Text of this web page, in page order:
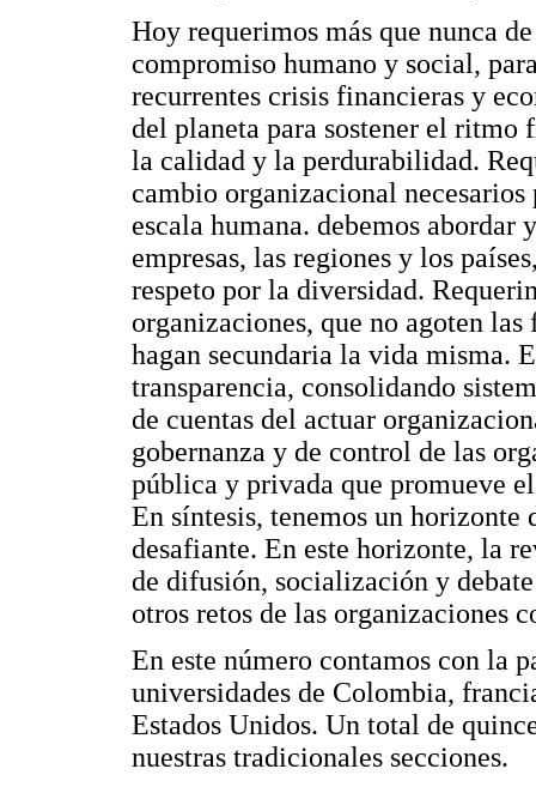
Hoy requerimos más que nunca
compromiso humano y social,
recurrentes crisis financieras y
del planeta para sostener el ritmo
la calidad y la perdurabilidad.
cambio organizacional
escala humana. debemos
empresas, las regiones y los
respeto por la diversidad.
organizaciones, que no agoten
hagan secundaria la vida misma.
transparencia, consolidando
de cuentas del actuar
gobernanza y de control de las
pública y privada que promueve
En síntesis, tenemos un horizonte
desafiante. En este horizonte, la
de difusión, socialización y
otros retos de las organizaciones
En este número contamos con la
universidades de Colombia,
Estados Unidos. Un total de
nuestras tradicionales secciones.